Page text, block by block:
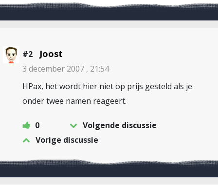
#2 Joost
3 december 2007 , 21:54
HPax, het wordt hier niet op prijs gesteld als je
onder twee namen reageert.
0
Volgende discussie
Vorige discussie